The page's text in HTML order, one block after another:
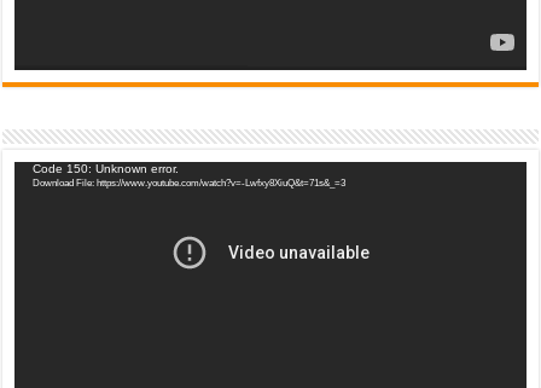
Video
Player
Code 150: Unknown error.
Download File: https://www.youtube.com/watch?v=-Lwfxy8XiuQ&t=71s&_=3